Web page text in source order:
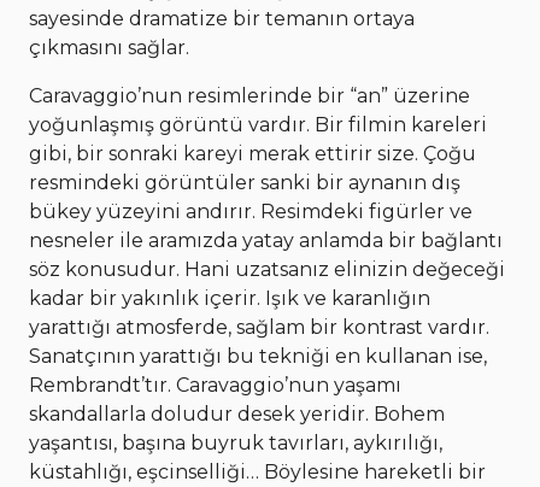
sayesinde dramatize bir temanın ortaya
çıkmasını sağlar.
Caravaggio’nun resimlerinde bir “an” üzerine
yoğunlaşmış görüntü vardır. Bir filmin kareleri
gibi, bir sonraki kareyi merak ettirir size. Çoğu
resmindeki görüntüler sanki bir aynanın dış
bükey yüzeyini andırır. Resimdeki figürler ve
nesneler ile aramızda yatay anlamda bir bağlantı
söz konusudur. Hani uzatsanız elinizin değeceği
kadar bir yakınlık içerir. Işık ve karanlığın
yarattığı atmosferde, sağlam bir kontrast vardır.
Sanatçının yarattığı bu tekniği en kullanan ise,
Rembrandt’tır. Caravaggio’nun yaşamı
skandallarla doludur desek yeridir. Bohem
yaşantısı, başına buyruk tavırları, aykırılığı,
küstahlığı, eşcinselliği… Böylesine hareketli bir